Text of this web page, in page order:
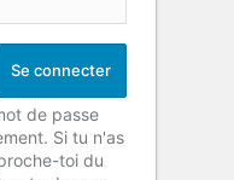
de passe
Si tu n'as
toi du